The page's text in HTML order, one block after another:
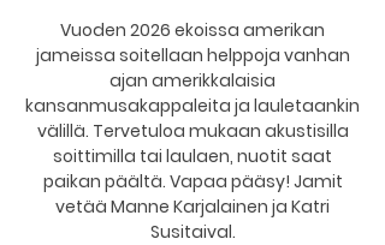
Vuoden 2026 ekoissa amerikan
jameissa soitellaan helppoja vanhan
ajan amerikkalaisia
kansanmusakappaleita ja lauletaankin
välillä. Tervetuloa mukaan akustisilla
soittimilla tai laulaen, nuotit saat
paikan päältä. Vapaa pääsy! Jamit
vetää Manne Karjalainen ja Katri
Susitaival.